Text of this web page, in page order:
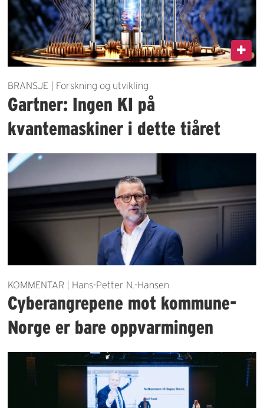
BRANSJE | Forskning og utvikling
Gartner: Ingen KI på
kvantemaskiner i dette tiåret
KOMMENTAR | Hans-Petter N.-Hansen
Cyberangrepene mot kommune-
Norge er bare oppvarmingen